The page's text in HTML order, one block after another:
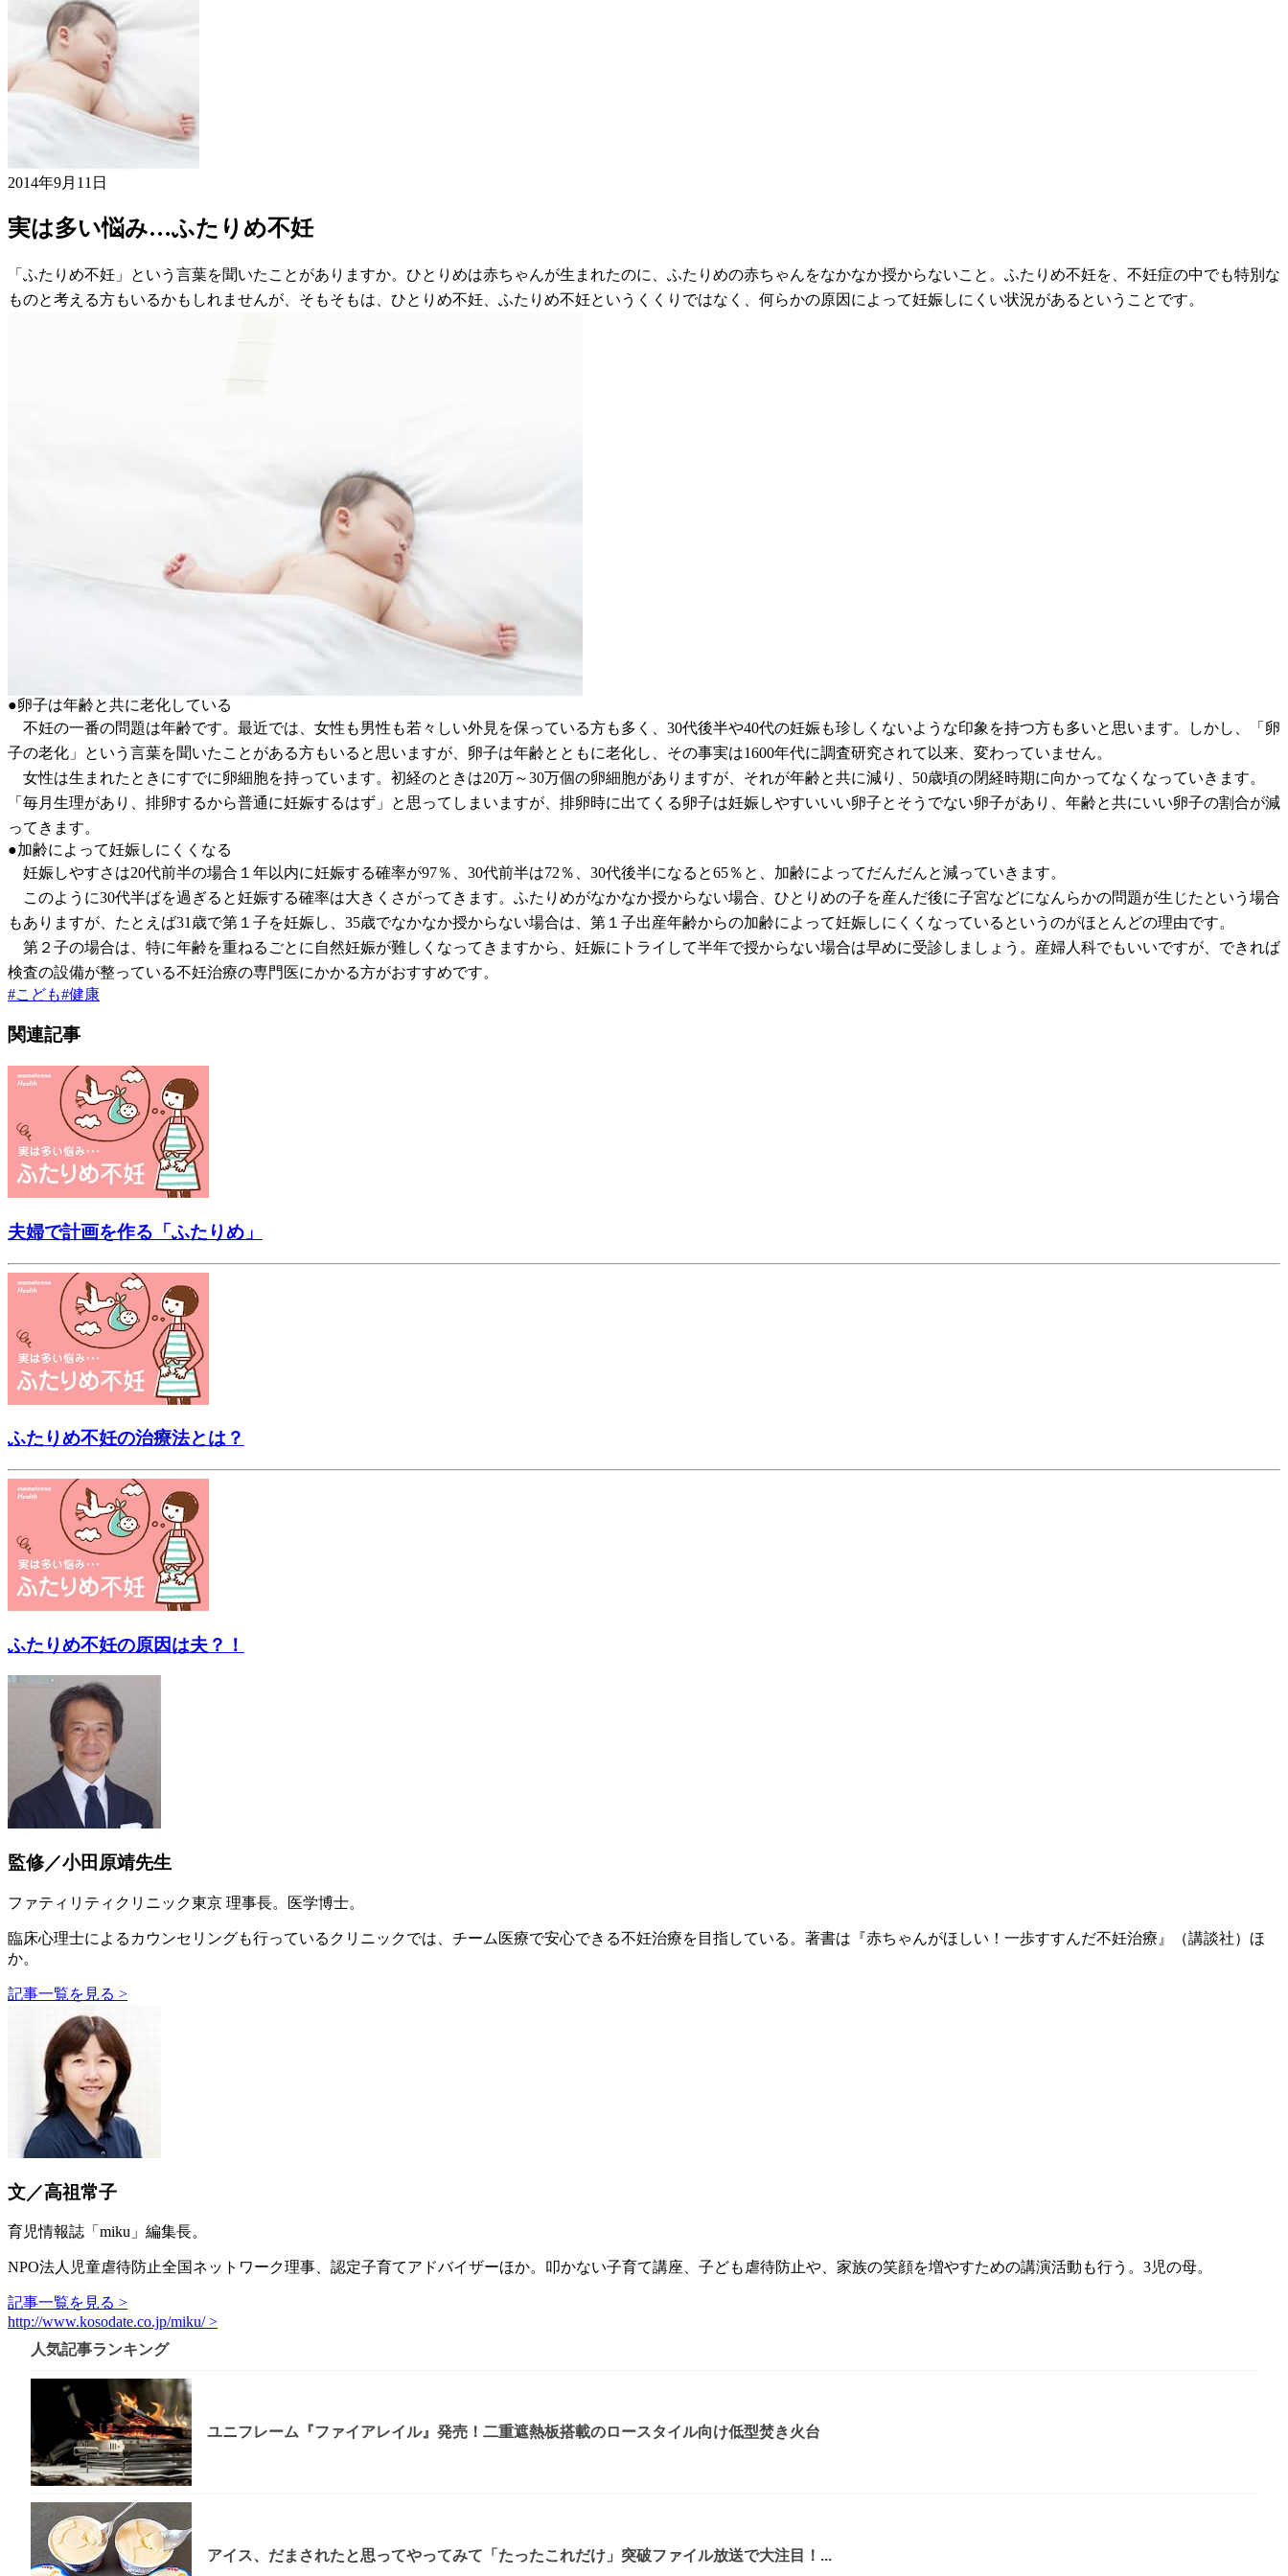
2014年9月11日
実は多い悩み…ふたりめ不妊
「ふたりめ不妊」という言葉を聞いたことがありますか。ひとりめは赤ちゃんが生まれたのに、ふたりめの赤ちゃんをなかなか授からないこと。ふたりめ不妊を、不妊症の中でも特別な
ものと考える方もいるかもしれませんが、そもそもは、ひとりめ不妊、ふたりめ不妊というくくりではなく、何らかの原因によって妊娠しにくい状況があるということです。
●卵子は年齢と共に老化している
不妊の一番の問題は年齢です。最近では、女性も男性も若々しい外見を保っている方も多く、30代後半や40代の妊娠も珍しくないような印象を持つ方も多いと思います。しかし、「卵
子の老化」という言葉を聞いたことがある方もいると思いますが、卵子は年齢とともに老化し、その事実は1600年代に調査研究されて以来、変わっていません。
女性は生まれたときにすでに卵細胞を持っています。初経のときは20万～30万個の卵細胞がありますが、それが年齢と共に減り、50歳頃の閉経時期に向かってなくなっていきます。
「毎月生理があり、排卵するから普通に妊娠するはず」と思ってしまいますが、排卵時に出てくる卵子は妊娠しやすいいい卵子とそうでない卵子があり、年齢と共にいい卵子の割合が減
ってきます。
●加齢によって妊娠しにくくなる
妊娠しやすさは20代前半の場合１年以内に妊娠する確率が97％、30代前半は72％、30代後半になると65％と、加齢によってだんだんと減っていきます。
このように30代半ばを過ぎると妊娠する確率は大きくさがってきます。ふたりめがなかなか授からない場合、ひとりめの子を産んだ後に子宮などになんらかの問題が生じたという場合
もありますが、たとえば31歳で第１子を妊娠し、35歳でなかなか授からない場合は、第１子出産年齢からの加齢によって妊娠しにくくなっているというのがほとんどの理由です。
第２子の場合は、特に年齢を重ねるごとに自然妊娠が難しくなってきますから、妊娠にトライして半年で授からない場合は早めに受診しましょう。産婦人科でもいいですが、できれば
検査の設備が整っている不妊治療の専門医にかかる方がおすすめです。
#こども#健康
関連記事
夫婦で計画を作る「ふたりめ」
ふたりめ不妊の治療法とは？
ふたりめ不妊の原因は夫？！
監修／小田原靖先生
ファティリティクリニック東京 理事長。医学博士。
臨床心理士によるカウンセリングも行っているクリニックでは、チーム医療で安心できる不妊治療を目指している。著書は『赤ちゃんがほしい！一歩すすんだ不妊治療』（講談社）ほ
か。
記事一覧を見る >
文／高祖常子
育児情報誌「miku」編集長。
NPO法人児童虐待防止全国ネットワーク理事、認定子育てアドバイザーほか。叩かない子育て講座、子ども虐待防止や、家族の笑顔を増やすための講演活動も行う。3児の母。
記事一覧を見る >
http://www.kosodate.co.jp/miku/ >
人気記事ランキング
ユニフレーム『ファイアレイル』発売！二重遮熱板搭載のロースタイル向け低型焚き火台
アイス、だまされたと思ってやってみて「たったこれだけ」突破ファイル放送で大注目！...